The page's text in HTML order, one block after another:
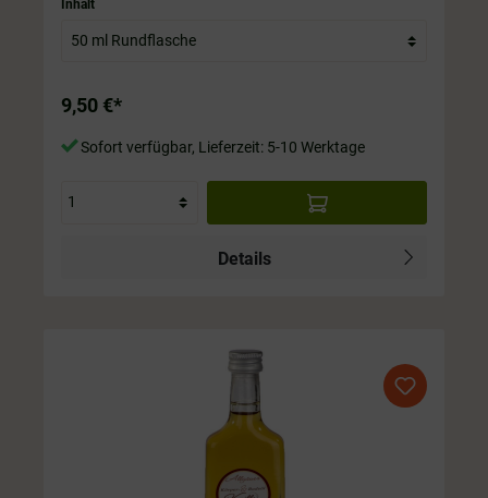
Inhalt
9,50 €*
Sofort verfügbar, Lieferzeit: 5-10 Werktage
Details